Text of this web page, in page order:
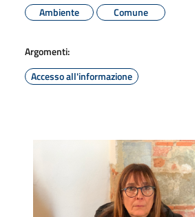
Ambiente
Comune
Argomenti:
Accesso all'informazione